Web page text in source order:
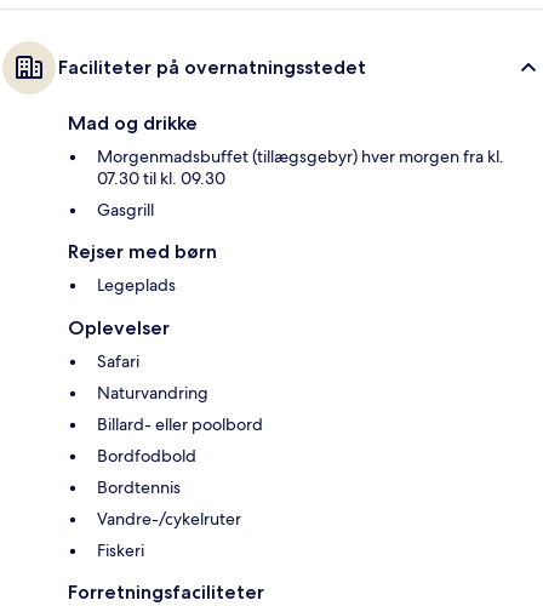
Faciliteter på overnatningsstedet
Mad og drikke
Morgenmadsbuffet (tillægsgebyr) hver morgen fra kl.
07.30 til kl. 09.30
Gasgrill
Rejser med børn
Legeplads
Oplevelser
Safari
Naturvandring
Billard- eller poolbord
Bordfodbold
Bordtennis
Vandre-/cykelruter
Fiskeri
Forretningsfaciliteter